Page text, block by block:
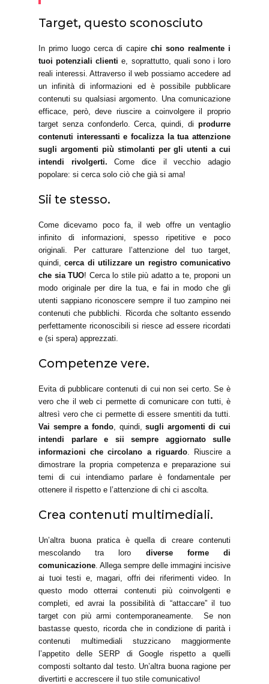
Target, questo sconosciuto
In primo luogo cerca di capire chi sono realmente i
tuoi potenziali clienti e, soprattutto, quali sono i loro
reali interessi. Attraverso il web possiamo accedere ad
un infinità di informazioni ed è possibile pubblicare
contenuti su qualsiasi argomento. Una comunicazione
efficace, però, deve riuscire a coinvolgere il proprio
target senza confonderlo. Cerca, quindi, di produrre
contenuti interessanti e focalizza la tua attenzione
sugli argomenti più stimolanti per gli utenti a cui
intendi rivolgerti. Come dice il vecchio adagio
popolare: si cerca solo ciò che già si ama!
Sii te stesso.
Come dicevamo poco fa, il web offre un ventaglio
infinito di informazioni, spesso ripetitive e poco
originali. Per catturare l’attenzione del tuo target,
quindi,cerca di utilizzare un registro comunicativo
che sia TUO! Cerca lo stile più adatto a te, proponi un
modo originale per dire la tua, e fai in modo che gli
utenti sappiano riconoscere sempre il tuo zampino nei
contenuti che pubblichi. Ricorda che soltanto essendo
perfettamente riconoscibili si riesce ad essere ricordati
e (si spera) apprezzati.
Competenze vere.
Evita di pubblicare contenuti di cui non sei certo. Se è
vero che il web ci permette di comunicare con tutti, è
altresì vero che ci permette di essere smentiti da tutti.
Vai sempre a fondo, quindi,sugli argomenti di cui
intendi parlare e sii sempre aggiornato sulle
informazioni che circolano a riguardo. Riuscire a
dimostrare la propria competenza e preparazione sui
temi di cui intendiamo parlare è fondamentale per
ottenere il rispetto e l’attenzione di chi ci ascolta.
Crea contenuti multimediali.
Un’altra buona pratica è quella di creare contenuti
mescolando tra loro diverse forme di
comunicazione. Allega sempre delle immagini incisive
ai tuoi testi e, magari, offri dei riferimenti video. In
questo modo otterrai contenuti più coinvolgenti e
completi, ed avrai la possibilità di “attaccare” il tuo
target con più armi contemporaneamente.
Se non
bastasse questo, ricorda che in condizione di parità i
contenuti multimediali stuzzicano maggiormente
l’appetito delle SERP di Google rispetto a quelli
composti soltanto dal testo. Un’altra buona ragione per
divertirti e accrescere il tuo stile comunicativo!